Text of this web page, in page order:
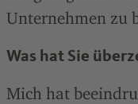
Unternehmen zu
Was hat Sie
Mich hat